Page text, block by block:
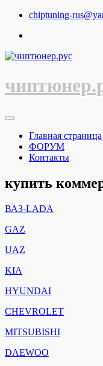
Перейти
содержимому
chiptuning-
Главная страница
ФОРУМ
Контакты
купить
ВАЗ-LADA
GAZ
UAZ
KIA
HYUNDAI
CHEVROLET
MITSUBISHI
DAEWOO